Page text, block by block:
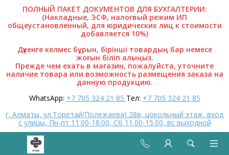
ПОЛНЫЙ ПАКЕТ ДОКУМЕНТОВ ДЛЯ БУХГАЛТЕРИИ:
(Накладные, ЭСФ, налогвый режим ИП
общеустановленный, для юридических лиц к стоимости
добавляется 10%)
Дүкенге келмес бұрын, бірінші товардың бар немесе
жоғын біліп алыңыз.
Прежде чем ехать в магазин, пожалуйста, уточните
наличие товара или возможность размещения заказа на
данную продукцию.
WhatsApp: +7 705 324 21 85 Тел: +7 705 324 21 85
г. Алматы, ул.Торетай(Полежаева) 28в, цокольный этаж, вход
с улицы, Пн-пт 11:00-18:00, Сб 11.00-15.00, вс выходной